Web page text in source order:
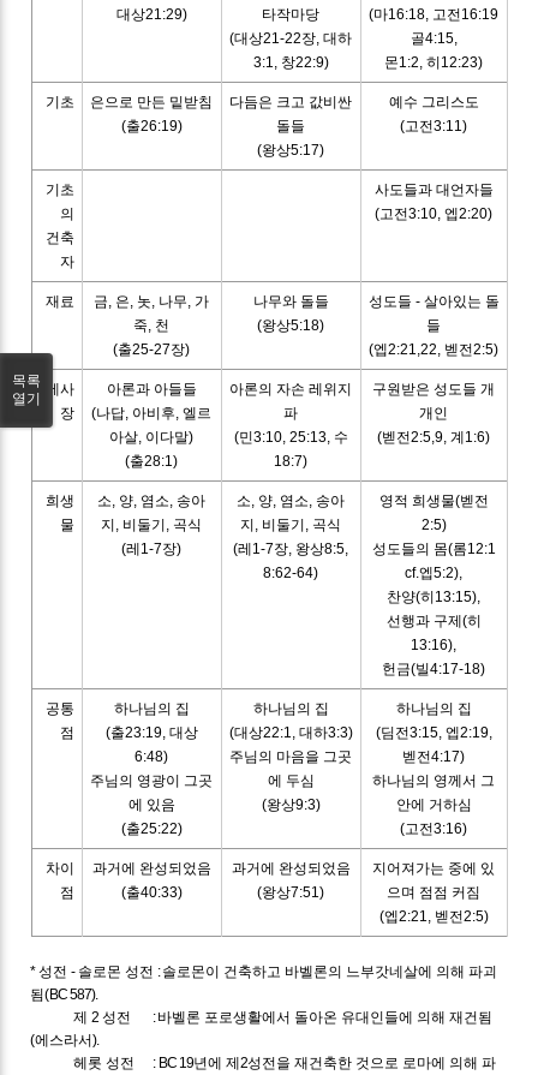
대상21:29)
타작마당
(대상21-22장, 대하
3:1, 창22:9)
(마16:18, 고전16:19
골4:15,
몬1:2, 히12:23)
기초
은으로 만든 밑받침
(출26:19)
다듬은 크고 값비싼
돌들
(왕상5:17)
예수 그리스도
(고전3:11)
기초
의
건축
자
사도들과 대언자들
(고전3:10, 엡2:20)
재료
금, 은, 놋, 나무, 가
죽, 천
(출25-27장)
나무와 돌들
(왕상5:18)
성도들 - 살아있는 돌
들
(엡2:21,22, 벧전2:5)
제사
장
아론과 아들들
(나답, 아비후, 엘르
아살, 이다말)
(출28:1)
아론의 자손 레위지
파
(민3:10, 25:13, 수
18:7)
구원받은 성도들 개
개인
(벧전2:5,9, 계1:6)
희생
물
소, 양, 염소, 송아
지, 비둘기, 곡식
(레1-7장)
소, 양, 염소, 송아
지, 비둘기, 곡식
(레1-7장, 왕상8:5,
8:62-64)
영적 희생물(벧전
2:5)
성도들의 몸(롬12:1
cf.엡5:2),
찬양(히13:15),
선행과 구제(히
13:16),
헌금(빌4:17-18)
공통
점
하나님의 집
(출23:19, 대상
6:48)
주님의 영광이 그곳
에 있음
(출25:22)
하나님의 집
(대상22:1, 대하3:3)
주님의 마음을 그곳
에 두심
(왕상9:3)
하나님의 집
(딤전3:15, 엡2:19,
벧전4:17)
하나님의 영께서 그
안에 거하심
(고전3:16)
차이
점
과거에 완성되었음
(출40:33)
과거에 완성되었음
(왕상7:51)
지어져가는 중에 있
으며 점점 커짐
(엡2:21, 벧전2:5)
*성전 -솔로몬 성전 :솔로몬이 건축하고 바벨론의 느부갓네살에 의해 파괴
됨(BC 587).
제2 성전 :바벨론 포로생활에서 돌아온 유대인들에 의해 재건됨
(에스라서).
헤롯 성전 : BC 19년에 제2성전을 재건축한 것으로 로마에 의해 파
목록
열기